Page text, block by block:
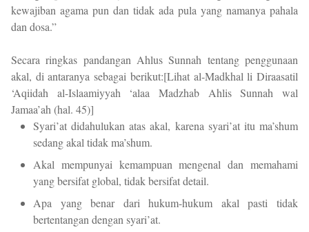
kewajiban agama pun dan tidak ada pula yang namanya pahala
dan dosa.”
Secara ringkas pandangan Ahlus Sunnah tentang penggunaan
akal, di antaranya sebagai berikut:[Lihat al-Madkhal li Diraasatil
‘Aqiidah al-Islaamiyyah ‘alaa Madzhab Ahlis Sunnah wal
Jamaa’ah (hal. 45)]
Syari’at didahulukan atas akal, karena syari’at itu ma’shum
sedang akal tidak ma’shum.
Akal mempunyai kemampuan mengenal dan memahami
yang bersifat global, tidak bersifat detail.
Apa yang benar dari hukum-hukum akal pasti tidak
bertentangan dengan syari’at.